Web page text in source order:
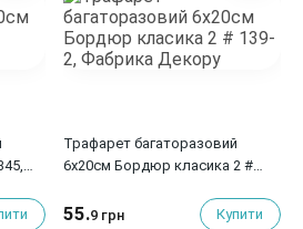
Трафарет багаторазовий
6x20см Бордюр класика 2 #
55.9 грн Купити